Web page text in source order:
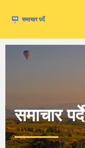
समाचार पर्दे